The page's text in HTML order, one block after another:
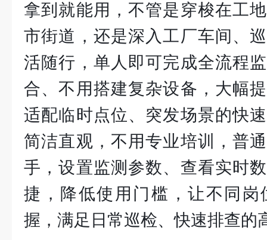
拿到就能用，不管是穿梭在工
市街道，还是深入工厂车间、
活随行，单人即可完成全流程
合、不用搭建复杂设备，大幅
适配临时点位、突发场景的快
简洁直观，不用专业培训，普
手，设置监测参数、查看实时
捷，降低使用门槛，让不同岗
握，满足日常巡检、快速排查的